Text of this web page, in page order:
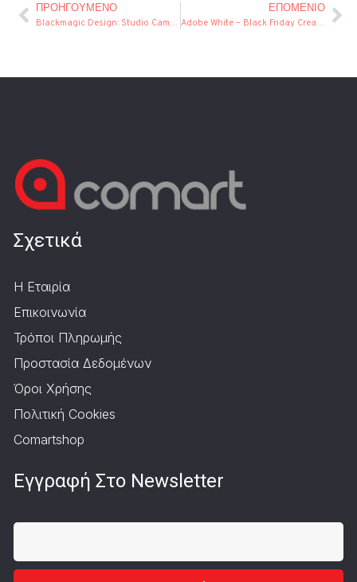
ΠΡΟΗΓΟΎΜΕΝΟ
Blackmagic Design: Studio Camera 4K Plus G2
ΕΠΌΜΕΝΙΟ
Adobe White – Black Friday Creative Cloud for Teams -34%
Σχετικά
Η Εταιρία
Επικοινωνία
Τρόποι Πληρωμής
Προστασία Δεδομένων
Όροι Χρήσης
Πολιτική Cookies
Comartshop
Εγγραφή Στο Newsletter